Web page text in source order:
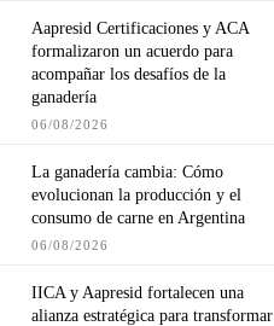
Aapresid Certificaciones y ACA
formalizaron un acuerdo para
acompañar los desafíos de la
ganadería
06/08/2026
La ganadería cambia: Cómo
evolucionan la producción y el
consumo de carne en Argentina
06/08/2026
IICA y Aapresid fortalecen una
alianza estratégica para transformar